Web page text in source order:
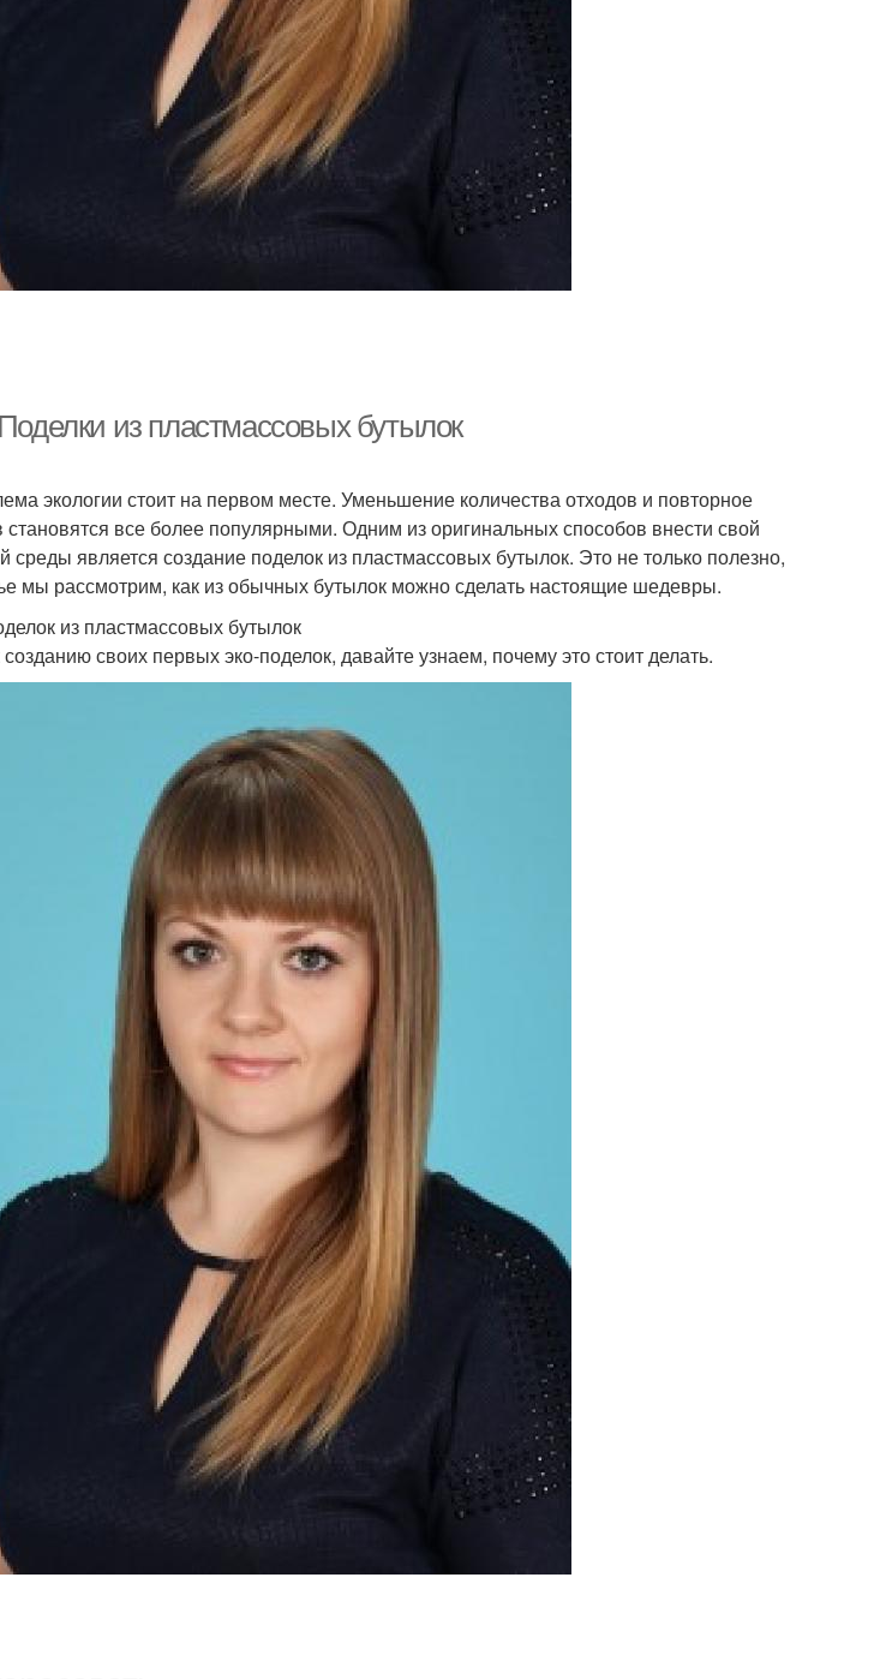
из пластмассовых бутылок
экологии стоит на первом месте. Уменьшение количества отходов и повторное
все более популярными. Одним из оригинальных способов внести свой
является создание поделок из пластмассовых бутылок. Это не только полезно,
мы рассмотрим, как из обычных бутылок можно сделать настоящие шедевры.
из пластмассовых бутылок
своих первых эко-поделок, давайте узнаем, почему это стоит делать.